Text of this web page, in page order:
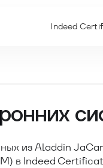
Indeed
из Aladdin
в Indeed